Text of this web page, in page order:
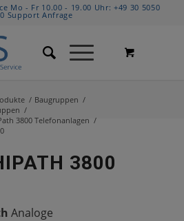
Mo - Fr 10.00 - 19.00 Uhr:+49 30 5050
Support Anfrage
/ Baugruppen /
/
3800 Telefonanlagen /
3800
Analoge